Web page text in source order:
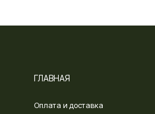
ГЛАВНАЯ
Оплата и доставка